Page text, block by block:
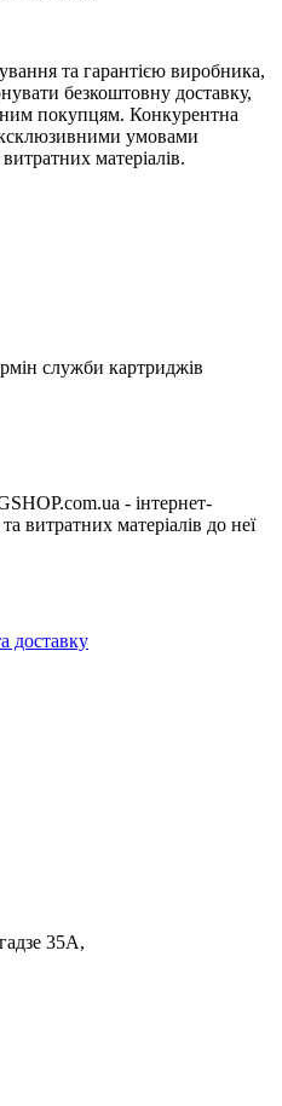
та гарантією виробника,
безкоштовну доставку,
покупцям. Конкурентна
умовами
матеріалів.
служби картриджів
- інтернет-
витратних матеріалів до неї
доставку
35A,